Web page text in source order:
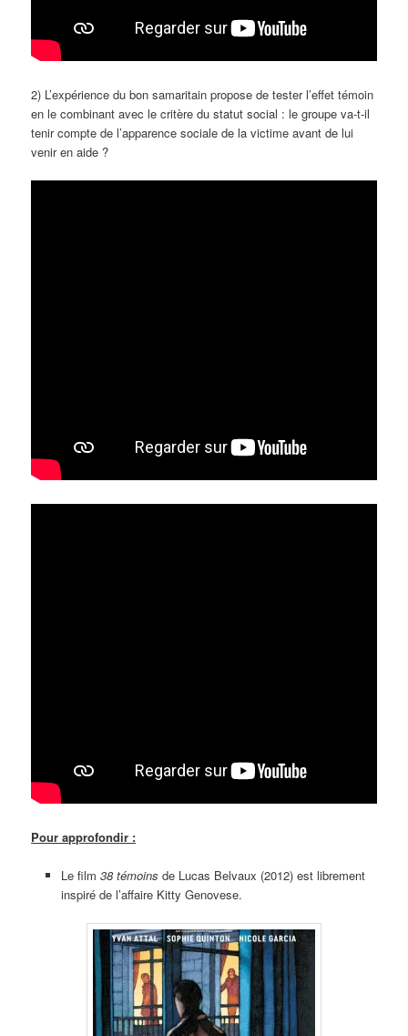
2) L’expérience du bon samaritain propose de tester l’effet témoin
en le combinant avec le critère du statut social : le groupe va-t-il
tenir compte de l’apparence sociale de la victime avant de lui
venir en aide ?
Pour approfondir :
Le film 38 témoins de Lucas Belvaux (2012) est librement
inspiré de l’affaire Kitty Genovese.